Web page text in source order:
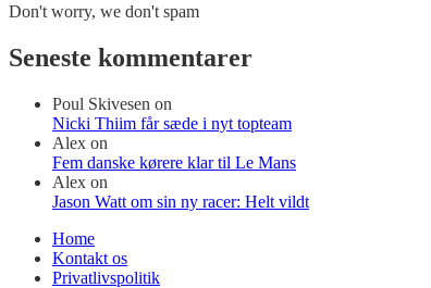
Don't worry, we don't spam
Seneste kommentarer
Poul Skivesen on
Nicki Thiim får sæde i nyt topteam
Alex on
Fem danske kørere klar til Le Mans
Alex on
Jason Watt om sin ny racer: Helt vildt
Home
Kontakt os
Privatlivspolitik